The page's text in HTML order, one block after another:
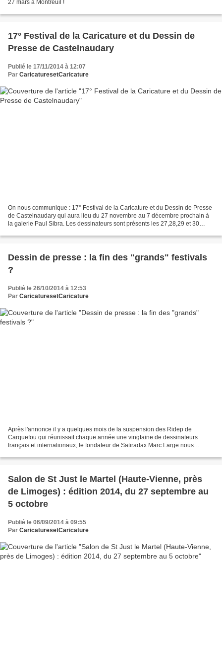
27 mars à Montreuil !
17° Festival de la Caricature et du Dessin de
Presse de Castelnaudary
Publié le 17/11/2014 à 12:07
Par CaricaturesetCaricature
On nous communique : 17° Festival de la Caricature et du Dessin de Presse
de Castelnaudary qui aura lieu du 27 novembre au 7 décembre prochain à
la galerie Paul Sibra. Les dessinateurs sont présents les 27,28,29 et 30
Dessin de presse : la fin des "grands" festivals
?
Publié le 26/10/2014 à 12:53
Par CaricaturesetCaricature
Après l'annonce il y a quelques mois de la suspension des Ridep de
Carquefou qui réunissait chaque année une vingtaine de dessinateurs
français et internationaux, le fondateur de Satiradax Marc Large nous
Salon de St Just le Martel (Haute-Vienne, près
de Limoges) : édition 2014, du 27 septembre au
5 octobre
Publié le 06/09/2014 à 09:55
Par CaricaturesetCaricature